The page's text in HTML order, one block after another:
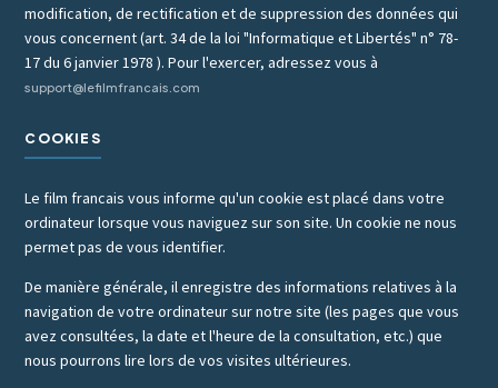
modification, de rectification et de suppression des données qui
vous concernent (art. 34 de la loi "Informatique et Libertés" n° 78-
17 du 6 janvier 1978 ). Pour l'exercer, adressez vous à
support@lefilmfrancais.com
COOKIES
Le film francais vous informe qu'un cookie est placé dans votre
ordinateur lorsque vous naviguez sur son site. Un cookie ne nous
permet pas de vous identifier.
De manière générale, il enregistre des informations relatives à la
navigation de votre ordinateur sur notre site (les pages que vous
avez consultées, la date et l'heure de la consultation, etc.) que
nous pourrons lire lors de vos visites ultérieures.